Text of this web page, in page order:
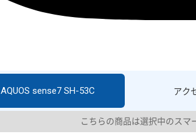
アク
AQUOS sense7 SH-53C
こちらの商品は選択中のスマ